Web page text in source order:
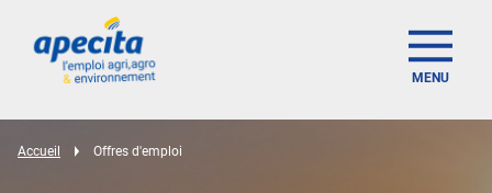
MENU
Accueil Offres d'emploi